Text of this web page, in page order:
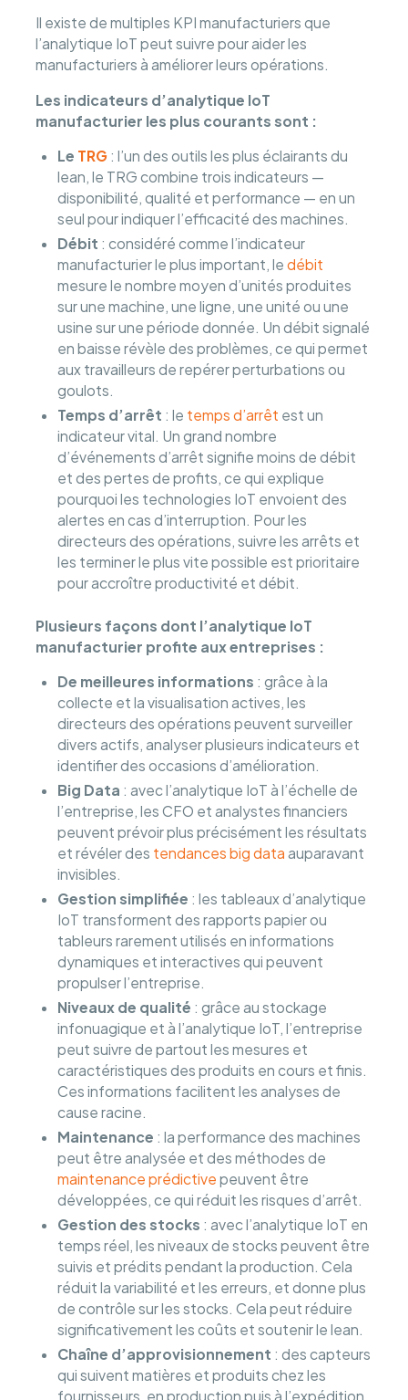
Il existe de multiples KPI manufacturiers que
l’analytique IoT peut suivre pour aider les
manufacturiers à améliorer leurs opérations.
Les indicateurs d’analytique IoT
manufacturier les plus courants sont :
Le TRG: l’un des outils les plus éclairants du
lean, le TRG combine trois indicateurs —
disponibilité, qualité et performance — en un
seul pour indiquer l’efficacité des machines.
Débit : considéré comme l’indicateur
manufacturier le plus important, le débit
mesure le nombre moyen d’unités produites
sur une machine, une ligne, une unité ou une
usine sur une période donnée. Un débit signalé
en baisse révèle des problèmes, ce qui permet
aux travailleurs de repérer perturbations ou
goulots.
Temps d’arrêt : le temps d’arrêt est un
indicateur vital. Un grand nombre
d’événements d’arrêt signifie moins de débit
et des pertes de profits, ce qui explique
pourquoi les technologies IoT envoient des
alertes en cas d’interruption. Pour les
directeurs des opérations, suivre les arrêts et
les terminer le plus vite possible est prioritaire
pour accroître productivité et débit.
Plusieurs façons dont l’analytique IoT
manufacturier profite aux entreprises :
De meilleures informations : grâce à la
collecte et la visualisation actives, les
directeurs des opérations peuvent surveiller
divers actifs, analyser plusieurs indicateurs et
identifier des occasions d’amélioration.
Big Data : avec l’analytique IoT à l’échelle de
l’entreprise, les CFO et analystes financiers
peuvent prévoir plus précisément les résultats
et révéler des tendances big data auparavant
invisibles.
Gestion simplifiée : les tableaux d’analytique
IoT transforment des rapports papier ou
tableurs rarement utilisés en informations
dynamiques et interactives qui peuvent
propulser l’entreprise.
Niveaux de qualité : grâce au stockage
infonuagique et à l’analytique IoT, l’entreprise
peut suivre de partout les mesures et
caractéristiques des produits en cours et finis.
Ces informations facilitent les analyses de
cause racine.
Maintenance : la performance des machines
peut être analysée et des méthodes de
maintenance prédictive peuvent être
développées, ce qui réduit les risques d’arrêt.
Gestion des stocks : avec l’analytique IoT en
temps réel, les niveaux de stocks peuvent être
suivis et prédits pendant la production. Cela
réduit la variabilité et les erreurs, et donne plus
de contrôle sur les stocks. Cela peut réduire
significativement les coûts et soutenir le lean.
Chaîne d’approvisionnement : des capteurs
qui suivent matières et produits chez les
fournisseurs, en production puis à l’expédition